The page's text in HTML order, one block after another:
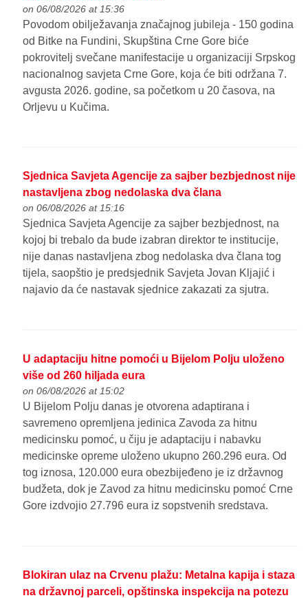
on 06/08/2026 at 15:36
Povodom obilježavanja značajnog jubileja - 150 godina
od Bitke na Fundini, Skupština Crne Gore biće
pokrovitelj svečane manifestacije u organizaciji Srpskog
nacionalnog savjeta Crne Gore, koja će biti održana 7.
avgusta 2026. godine, sa početkom u 20 časova, na
Orljevu u Kučima.
Sjednica Savjeta Agencije za sajber bezbjednost nije
nastavljena zbog nedolaska dva člana
on 06/08/2026 at 15:16
Sjednica Savjeta Agencije za sajber bezbjednost, na
kojoj bi trebalo da bude izabran direktor te institucije,
nije danas nastavljena zbog nedolaska dva člana tog
tijela, saopštio je predsjednik Savjeta Jovan Kljajić i
najavio da će nastavak sjednice zakazati za sjutra.
U adaptaciju hitne pomoći u Bijelom Polju uloženo
više od 260 hiljada eura
on 06/08/2026 at 15:02
U Bijelom Polju danas je otvorena adaptirana i
savremeno opremljena jedinica Zavoda za hitnu
medicinsku pomoć, u čiju je adaptaciju i nabavku
medicinske opreme uloženo ukupno 260.296 eura. Od
tog iznosa, 120.000 eura obezbijeđeno je iz državnog
budžeta, dok je Zavod za hitnu medicinsku pomoć Crne
Gore izdvojio 27.796 eura iz sopstvenih sredstava.
Blokiran ulaz na Crvenu plažu: Metalna kapija i staza
na državnoj parceli, opštinska inspekcija na potezu